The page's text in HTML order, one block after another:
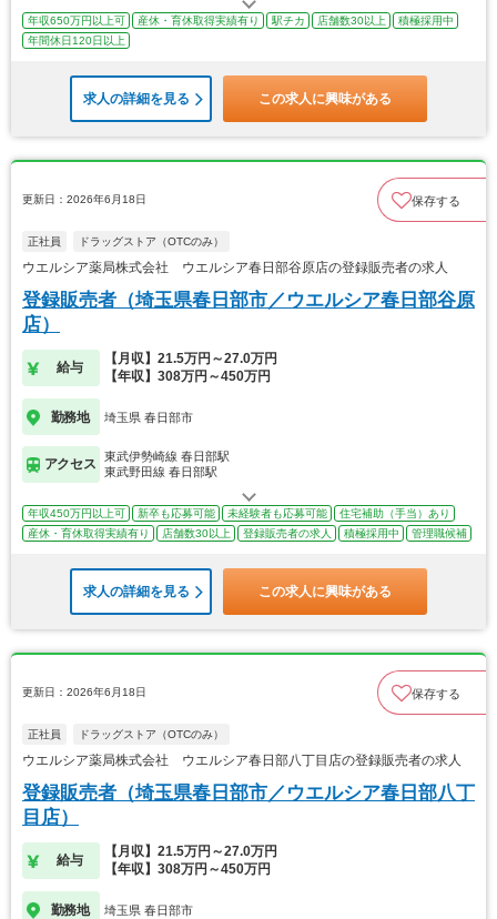
年収650万円以上可 産休・育休取得実績有り 駅チカ 店舗数30以上
積極採用中
年間休日120日以上
求人の詳細を見る この求人に興味がある
更新日：2026年6月18日 保存する
正社員 ドラッグストア（OTCのみ）
ウエルシア薬局株式会社 ウエルシア春日部谷原店の登録販売者の求人
登録販売者（埼玉県春日部市／ウエルシア春日部谷原
店）
給与
【月収】21.5万円～27.0万円
【年収】308万円～450万円
勤務地 埼玉県 春日部市
アクセス
東武伊勢崎線 春日部駅
東武野田線 春日部駅
年収450万円以上可 新卒も応募可能 未経験者も応募可能
住宅補助（手当）あり
産休・育休取得実績有り
店舗数30以上 登録販売者の求人 積極採用中 管理職候補
求人の詳細を見る この求人に興味がある
更新日：2026年6月18日 保存する
正社員 ドラッグストア（OTCのみ）
ウエルシア薬局株式会社 ウエルシア春日部八丁目店の登録販売者の求人
登録販売者（埼玉県春日部市／ウエルシア春日部八丁
目店）
給与
【月収】21.5万円～27.0万円
【年収】308万円～450万円
勤務地 埼玉県 春日部市